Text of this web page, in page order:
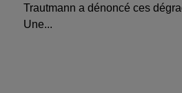
Trautmann a dénoncé ces
Une...